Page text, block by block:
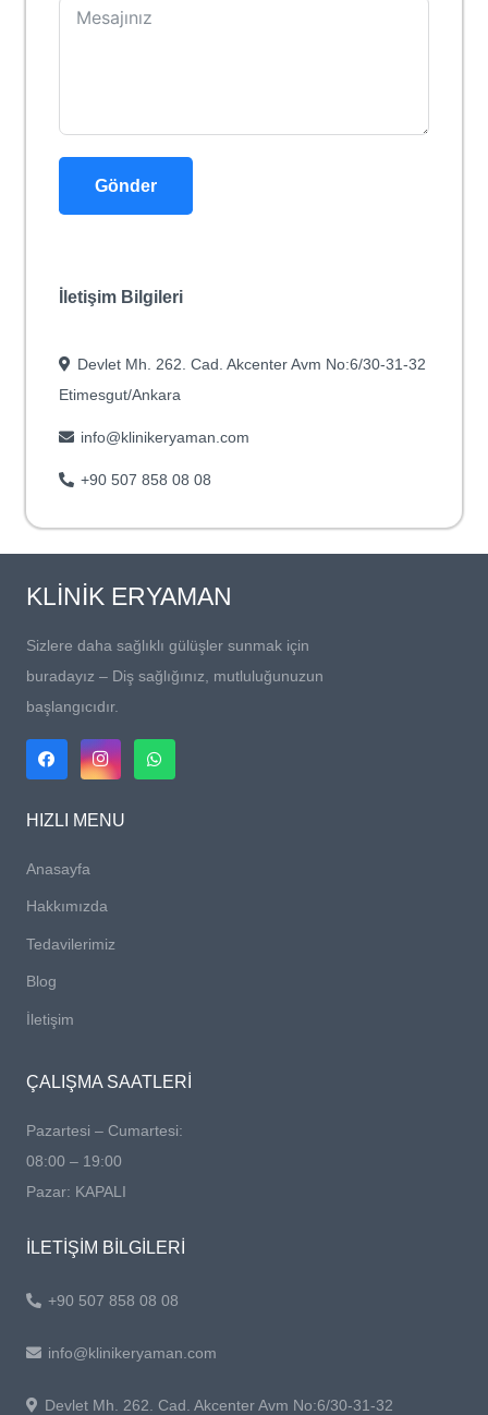
Gönder
İletişim Bilgileri
Devlet Mh. 262. Cad. Akcenter Avm No:6/30-31-32
Etimesgut/Ankara
info@klinikeryaman.com
+90 507 858 08 08
KLİNİK ERYAMAN
Sizlere daha sağlıklı gülüşler sunmak için
buradayız – Diş sağlığınız, mutluluğunuzun
başlangıcıdır.
HIZLI MENU
Anasayfa
Hakkımızda
Tedavilerimiz
Blog
İletişim
ÇALIŞMA SAATLERİ
Pazartesi – Cumartesi:
08:00 – 19:00
Pazar: KAPALI
İLETİŞİM BİLGİLERİ
+90 507 858 08 08
info@klinikeryaman.com
Devlet Mh. 262. Cad. Akcenter Avm No:6/30-31-32